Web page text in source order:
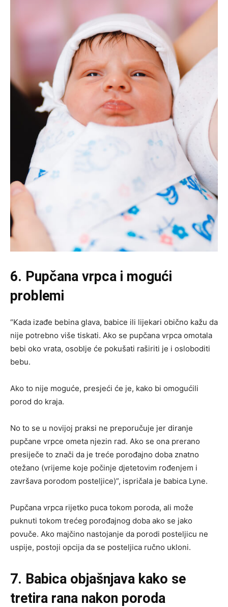
6. Pupčana vrpca i mogući
problemi
“Kada izađe bebina glava, babice ili lijekari obično kažu da
nije potrebno više tiskati. Ako se pupčana vrpca omotala
bebi oko vrata, osoblje će pokušati raširiti je i osloboditi
bebu.
Ako to nije moguće, presjeći će je, kako bi omogućili
porod do kraja.
No to se u novijoj praksi ne preporučuje jer diranje
pupčane vrpce ometa njezin rad. Ako se ona prerano
presiječe to znači da je treće porođajno doba znatno
otežano (vrijeme koje počinje djetetovim rođenjem i
završava porodom posteljice)”, ispričala je babica Lyne.
Pupčana vrpca rijetko puca tokom poroda, ali može
puknuti tokom trećeg porođajnog doba ako se jako
povuče. Ako majčino nastojanje da porodi posteljicu ne
uspije, postoji opcija da se posteljica ručno ukloni.
7. Babica objašnjava kako se
tretira rana nakon poroda